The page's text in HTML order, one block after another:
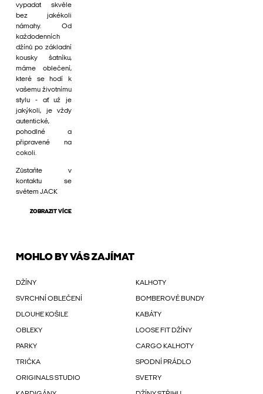
vypadat skvěle
bez jakékoli
námahy. Od
každodenních
džínů po základní
kousky šatníku,
máme oblečení,
které se hodí k
vašemu životnímu
stylu - ať už je
jakýkoli, je vždy
autentické,
pohodlné a
připravené na
cokoli.
Zůstaňte v
kontaktu se
světem JACK
ZOBRAZIT VÍCE
MOHLO BY VÁS ZAJÍMAT
DŽÍNY KALHOTY
SVRCHNÍ OBLEČENÍ BOMBEROVÉ BUNDY
DLOUHE KOŠILE KABÁTY
OBLEKY LOOSE FIT DŽÍNY
PARKY CARGO KALHOTY
TRIČKA SPODNÍ PRÁDLO
ORIGINALS STUDIO SVETRY